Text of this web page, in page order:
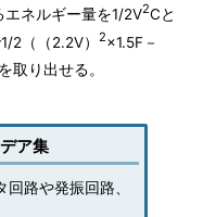
ネルギー量を1/2V2Cと
2（（2.2V）
2×1.5F－
取り出せる。
ア集
回路や発振回路、